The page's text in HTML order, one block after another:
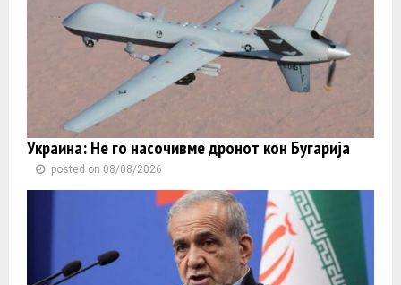
Украина: Не го насочивме дронот кон Бугарија
posted on 08/08/2026